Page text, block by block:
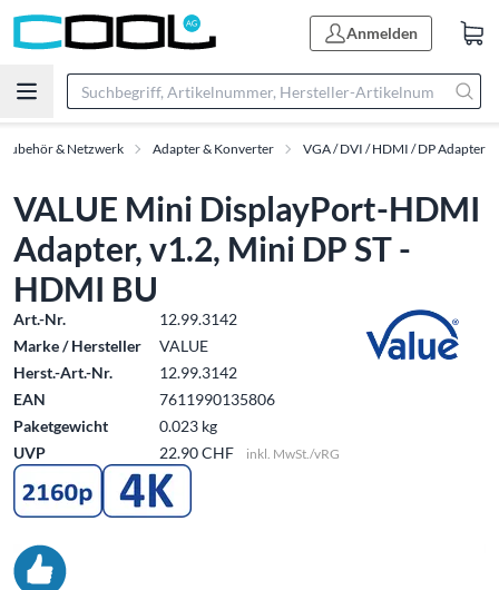
Anmelden
Zubehör & Netzwerk Adapter & Konverter VGA / DVI / HDMI / DP Adapter
VALUE Mini DisplayPort-HDMI
Adapter, v1.2, Mini DP ST -
HDMI BU
Art.-Nr.
12.99.3142
Marke / Hersteller
VALUE
Herst.-Art.-Nr.
12.99.3142
EAN
7611990135806
Paketgewicht
0.023 kg
UVP
22.90 CHF inkl. MwSt./vRG